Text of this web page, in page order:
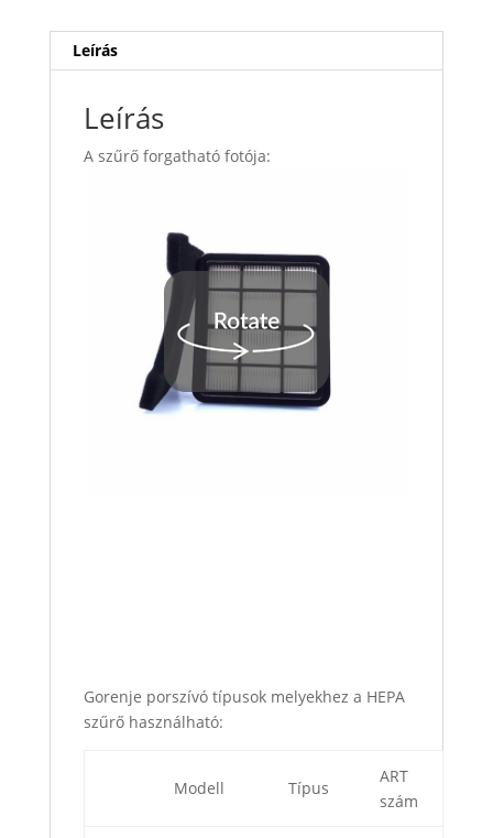
Leírás
Leírás
A szűrő forgatható fotója:
Gorenje porszívó típusok melyekhez a HEPA
szűrő használható:
Modell Típus
ART
szám